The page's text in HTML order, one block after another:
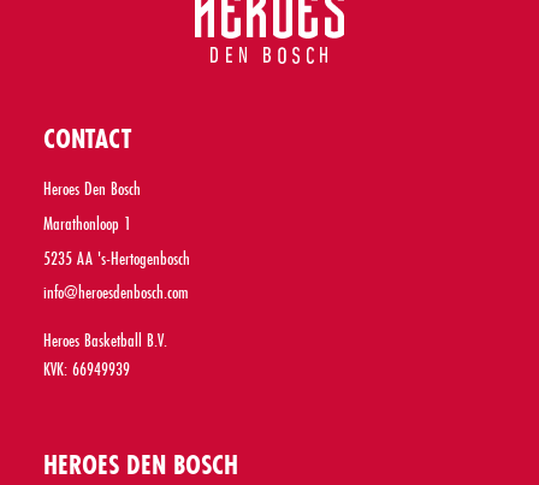
CONTACT
Heroes Den Bosch
Marathonloop 1
5235 AA 's-Hertogenbosch
info@heroesdenbosch.com
Heroes Basketball B.V.
KVK: 66949939
HEROES DEN BOSCH